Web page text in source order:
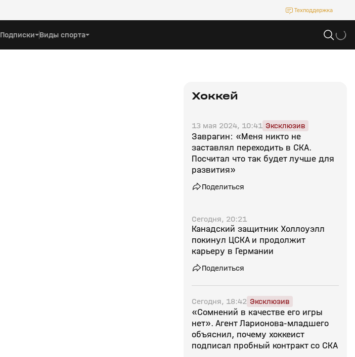
Техподдержка
Подписки Виды спорта
Хоккей
13 мая 2024, 10:41 Эксклюзив
Заврагин: «Меня никто не
заставлял переходить в СКА.
Посчитал что так будет лучше для
развития»
Поделиться
Сегодня, 20:21
Канадский защитник Холлоуэлл
покинул ЦСКА и продолжит
карьеру в Германии
Поделиться
Сегодня, 18:42 Эксклюзив
«Сомнений в качестве его игры
нет». Агент Ларионова‑младшего
объяснил, почему хоккеист
подписал пробный контракт со СКА